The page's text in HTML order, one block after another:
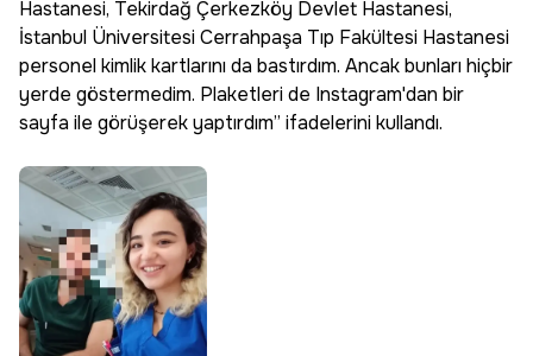
Hastanesi, Tekirdağ Çerkezköy Devlet Hastanesi,
İstanbul Üniversitesi Cerrahpaşa Tıp Fakültesi Hastanesi
personel kimlik kartlarını da bastırdım. Ancak bunları hiçbir
yerde göstermedim. Plaketleri de Instagram'dan bir
sayfa ile görüşerek yaptırdım” ifadelerini kullandı.